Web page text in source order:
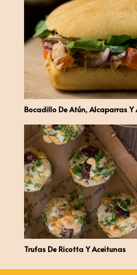
Bocadillo De Atún, Alcaparras Y
Trufas De Ricotta Y Aceitunas